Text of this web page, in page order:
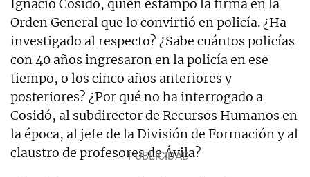
Ignacio Cosidó, quien estampó la firma en la
Orden General que lo convirtió en policía. ¿Ha
investigado al respecto? ¿Sabe cuántos policías
con 40 años ingresaron en la policía en ese
tiempo, o los cinco años anteriores y
posteriores? ¿Por qué no ha interrogado a
Cosidó, al subdirector de Recursos Humanos en
la época, al jefe de la División de Formación y al
claustro de profesores de Ávila?